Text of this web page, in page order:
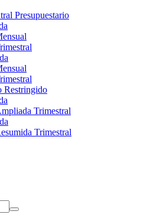
Presupuestario
Restringido
Trimestral
Trimestral